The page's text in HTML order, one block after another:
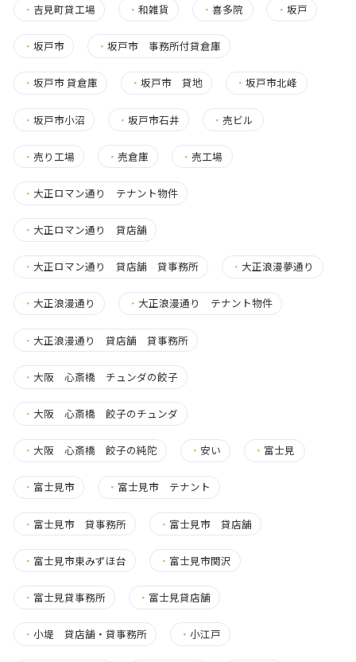
・ 吉見町貸工場 ・和雑貨 ・喜多院 ・ 坂戸
・ 坂戸市 ・坂戸市 事務所付貸倉庫
・ 坂戸市 貸倉庫 ・坂戸市 貸地 ・坂戸市北峰
・ 坂戸市小沼 ・坂戸市石井 ・ 売ビル
・ 売り工場 ・ 売倉庫 ・ 売工場
・ 大正ロマン通り テナント物件
・ 大正ロマン通り 貸店舗
・ 大正ロマン通り 貸店舗 貸事務所 ・ 大正浪漫夢通り
・ 大正浪漫通り ・ 大正浪漫通り テナント物件
・ 大正浪漫通り 貸店舗 貸事務所
・ 大阪 心斎橋 チュンダの餃子
・ 大阪 心斎橋 餃子のチュンダ
・ 大阪 心斎橋 餃子の純陀 ・安い ・ 富士見
・ 富士見市 ・ 富士見市 テナント
・ 富士見市 貸事務所 ・ 富士見市 貸店舗
・ 富士見市東みずほ台 ・ 富士見市関沢
・ 富士見貸事務所 ・ 富士見貸店舗
・ 小堤 貸店舗・貸事務所 ・小江戸